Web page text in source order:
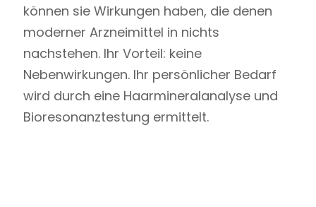
können sie Wirkungen haben, die denen
moderner Arzneimittel in nichts
nachstehen. Ihr Vorteil: keine
Nebenwirkungen. Ihr persönlicher Bedarf
wird durch eine Haarmineralanalyse und
Bioresonanztestung ermittelt.